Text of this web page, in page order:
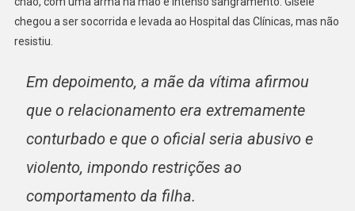
chegou a ser socorrida e levada ao Hospital das Clínicas, mas não
resistiu.
Em depoimento, a mãe da vítima afirmou
que o relacionamento era extremamente
conturbado e que o oficial seria abusivo e
violento, impondo restrições ao
comportamento da filha.